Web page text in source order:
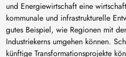
und Energiewirtschaft eine
kommunale und infrastrukturelle
gutes Beispiel, wie Regionen mit
Industriekerns umgehen können.
künftige Transformationsprojekte